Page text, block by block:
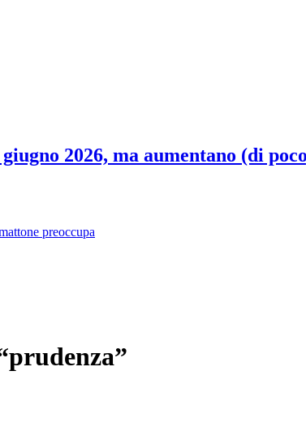
2026, ma aumentano (di
preoccupa